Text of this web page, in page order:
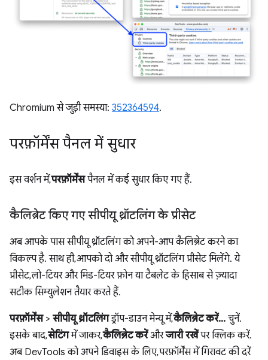
Chromium से जुड़ी समस्या: 352364594.
परफ़ॉर्मेंस पैनल में सुधार
इस वर्शन में,परफ़ॉर्मेंसपैनल में कई सुधार किए गए हैं.
कैलिब्रेट किए गए सीपीयू थ्रॉटलिंग के प्रीसेट
अब आपके पास सीपीयू थ्रॉटलिंग को अपने-आप कैलिब्रेट करने का
विकल्प है. साथ ही, आपको दो और सीपीयू थ्रॉटलिंग प्रीसेट मिलेंगे. ये
प्रीसेट, लो-टियर और मिड-टियर फ़ोन या टैबलेट के हिसाब से ज़्यादा
सटीक सिम्युलेशन तैयार करते हैं.
परफ़ॉर्मेंस> सीपीयू थ्रॉटलिंगड्रॉप-डाउन मेन्यू में,कैलिब्रेट करें... चुनें.
इसके बाद,सेटिंगमें जाकर,कैलिब्रेट करेंऔरजारी रखेंपर क्लिक करें.
अब DevTools को अपने डिवाइस के लिए, परफ़ॉर्मेंस में गिरावट की दरें